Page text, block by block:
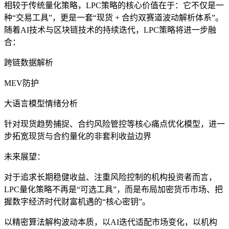
相较于传统量化策略，LPC策略的核心价值在于：它不仅是一
种“交易工具”，更是一套“现货 + 合约双赛道波动解析体系”。
随着AI技术与区块链技术的持续迭代，LPC策略将进一步融
合：
跨链数据解析
MEV防护
大语言模型情绪分析
针对现货趋势捕捉、合约风险管控等核心痛点优化模型，进一
步拓宽现货与合约量化的非套利收益边界
未来展望：
对于追求长期稳健收益、注重风险控制的机构投资者而言，
LPC量化策略不再是“可选工具”，而是布局加密货币市场、把
握数字经济时代财富机遇的“核心密钥”。
以精密算法解构波动本质，以AI迭代适配市场变化，以机构